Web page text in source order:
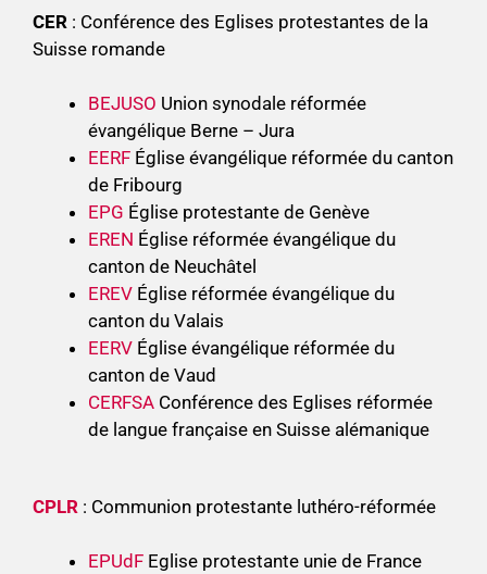
CER : Conférence des Eglises protestantes de la
Suisse romande
BEJUSO Union synodale réformée
évangélique Berne – Jura
EERF Église évangélique réformée du canton
de Fribourg
EPG Église protestante de Genève
EREN Église réformée évangélique du
canton de Neuchâtel
EREV Église réformée évangélique du
canton du Valais
EERV Église évangélique réformée du
canton de Vaud
CERFSA Conférence des Eglises réformée
de langue française en Suisse alémanique
CPLR : Communion protestante luthéro-réformée
EPUdF Eglise protestante unie de France